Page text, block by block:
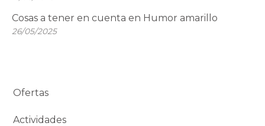
Cosas a tener en cuenta en Humor amarillo
26/05/2025
Ofertas
Actividades